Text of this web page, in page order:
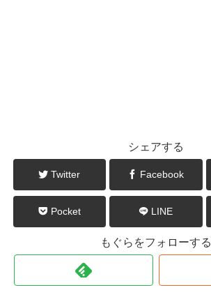
シェアする
Twitter Facebook
Pocket LINE
もぐらをフォローする